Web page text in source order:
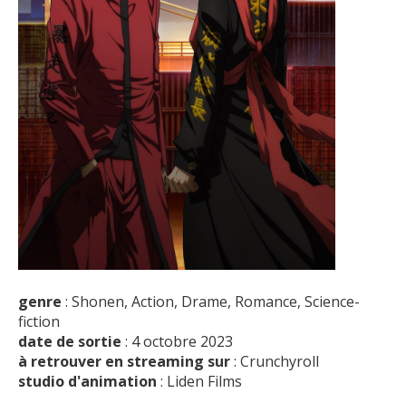
genre : Shonen, Action, Drame, Romance, Science-
fiction
date de sortie : 4 octobre 2023
à retrouver en streaming sur: Crunchyroll
studio d'animation : Liden Films